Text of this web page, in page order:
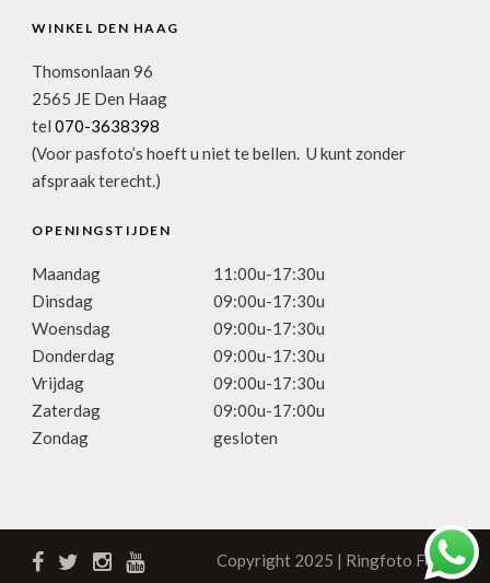
WINKEL DEN HAAG
Thomsonlaan 96
2565 JE Den Haag
tel 070-3638398
(Voor pasfoto’s hoeft u niet te bellen. U kunt zonder
afspraak terecht.)
OPENINGSTIJDEN
Maandag
11:00u-17:30u
Dinsdag
09:00u-17:30u
Woensdag
09:00u-17:30u
Donderdag
09:00u-17:30u
Vrijdag
09:00u-17:30u
Zaterdag
09:00u-17:00u
Zondag
gesloten
Copyright 2025 | Ringfoto Focus